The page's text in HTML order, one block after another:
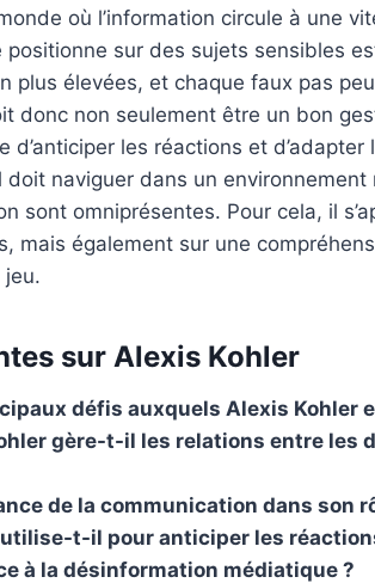
où l’information circule à une
positionne sur des sujets sensibles
plus élevées, et chaque faux pas
donc non seulement être un bon
d’anticiper les réactions et
doit naviguer dans un
sont omniprésentes. Pour cela, il
mais également sur une
jeu.
sur Alexis Kohler
défis auxquels Alexis Kohler
gère-t-il les relations entre les
de la communication dans son
t-il pour anticiper les
à la désinformation médiatique ?